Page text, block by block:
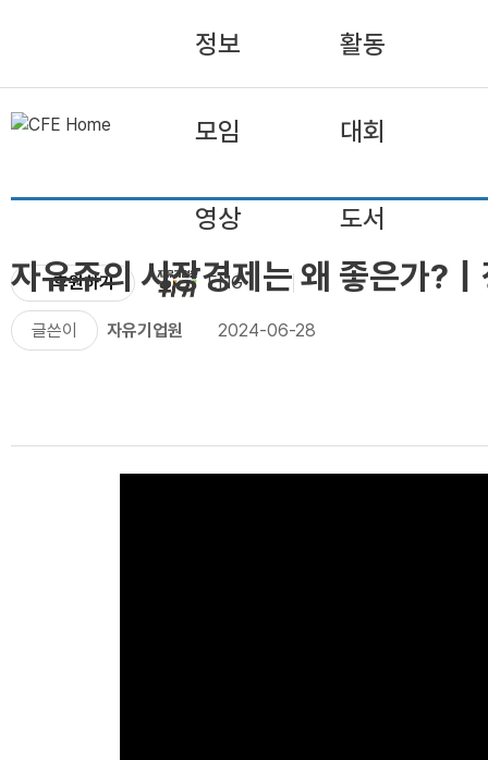
정보 활동
모임 대회
영상 도서
후원하기 ENG
자유주의 시장경제는 왜 좋은가?
글쓴이 자유기업원 2024-06-28